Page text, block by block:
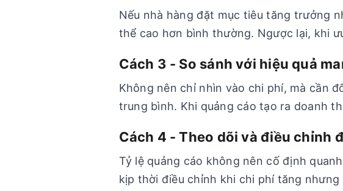
Nếu nhà hàng đặt mục tiêu tăng trưởng
thể cao hơn bình thường. Ngược lại, khi
Cách 3 - So sánh với hiệu quả
Không nên chỉ nhìn vào chi phí, mà cần
trung bình. Khi quảng cáo tạo ra doanh
Cách 4 - Theo dõi và điều chỉnh
Tỷ lệ quảng cáo không nên cố định
kịp thời điều chỉnh khi chi phí tăng nhưng